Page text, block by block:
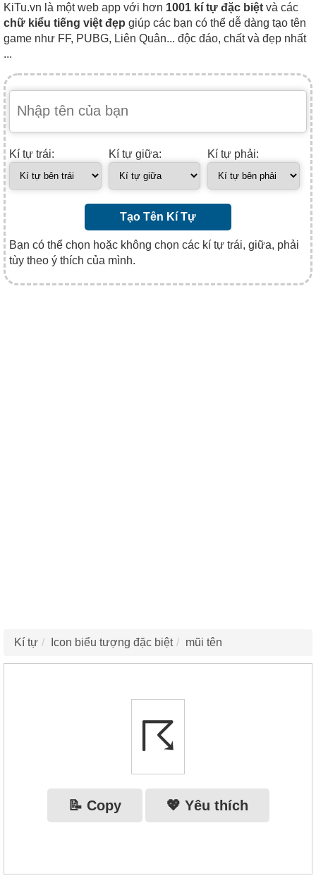
KiTu.vn là một web app với hơn 1001 kí tự đặc biệt và các
chữ kiểu tiếng việt đẹp giúp các bạn có thể dễ dàng tạo tên
game như FF, PUBG, Liên Quân... độc đáo, chất và đẹp nhất
...
Kí tự trái: Kí tự giữa: Kí tự phải:
Tạo Tên Kí Tự
Bạn có thể chọn hoặc không chọn các kí tự trái, giữa, phải
tùy theo ý thích của mình.
Kí tự Icon biểu tượng đặc biệt mũi tên
☈
📝 Copy 💖 Yêu thích